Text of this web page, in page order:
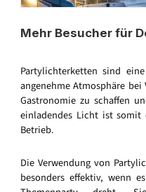
Mehr Besucher für
Partylichterketten sind
angenehme Atmosphäre
Gastronomie zu schaffen
einladendes Licht ist somit
Betrieb.
Die Verwendung von
besonders effektiv, wenn